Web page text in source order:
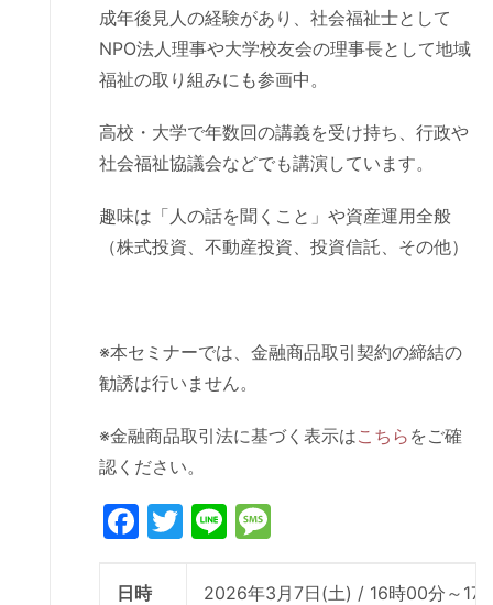
成年後見人の経験があり、社会福祉士として
NPO法人理事や大学校友会の理事長として地域
福祉の取り組みにも参画中。
高校・大学で年数回の講義を受け持ち、行政や
社会福祉協議会などでも講演しています。
趣味は「人の話を聞くこと」や資産運用全般
（株式投資、不動産投資、投資信託、その他）
※本セミナーでは、金融商品取引契約の締結の
勧誘は行いません。
※金融商品取引法に基づく表示はこちら をご確
認ください。
Facebook
Twitter
Line
日時 2026年3月7日(土) / 16時00分～17